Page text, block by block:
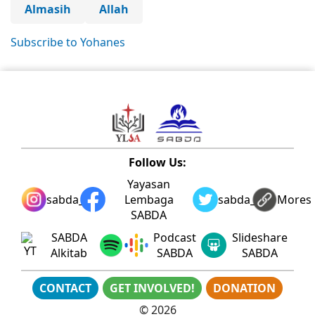
Almasih
Allah
Subscribe to Yohanes
Follow Us:
sabda_ylsa
Yayasan
Lembaga
SABDA
sabda_ylsaMores
SABDA
Alkitab
Podcast
SABDA
Slideshare
SABDA
CONTACT GET INVOLVED!
DONATION
©2026